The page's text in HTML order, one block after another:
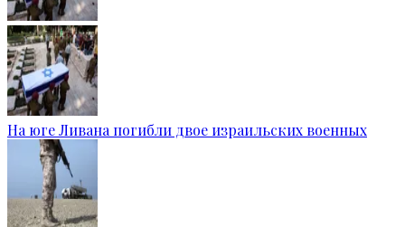
На юге Ливана погибли двое израильских военных